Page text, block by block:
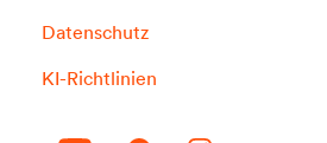
Datenschutz
KI-Richtlinien